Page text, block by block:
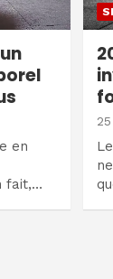
en
fait,…